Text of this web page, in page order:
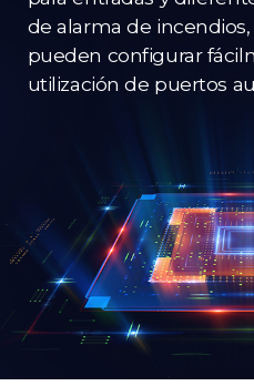
de alarma de
pueden configurar
utilización de puertos